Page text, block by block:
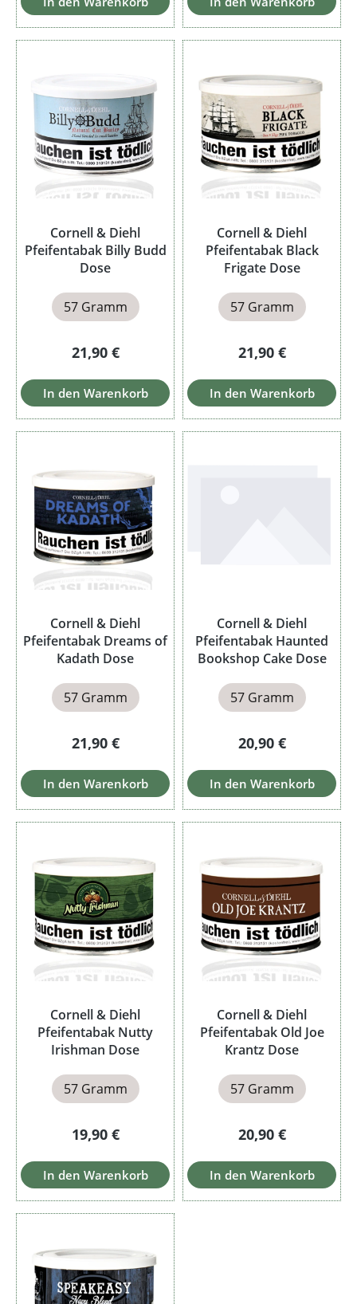
Cornell & Diehl
Pfeifentabak Billy Budd
Dose
57 Gramm
Regulärer Preis:
21,90 €
In den Warenkorb
Cornell & Diehl
Pfeifentabak Black
Frigate Dose
57 Gramm
Regulärer Preis:
21,90 €
In den Warenkorb
Cornell & Diehl
Pfeifentabak Dreams of
Kadath Dose
57 Gramm
Regulärer Preis:
21,90 €
In den Warenkorb
Cornell & Diehl
Pfeifentabak Haunted
Bookshop Cake Dose
57 Gramm
Regulärer Preis:
20,90 €
In den Warenkorb
Cornell & Diehl
Pfeifentabak Nutty
Irishman Dose
57 Gramm
Regulärer Preis:
19,90 €
In den Warenkorb
Cornell & Diehl
Pfeifentabak Old Joe
Krantz Dose
57 Gramm
Regulärer Preis:
20,90 €
In den Warenkorb